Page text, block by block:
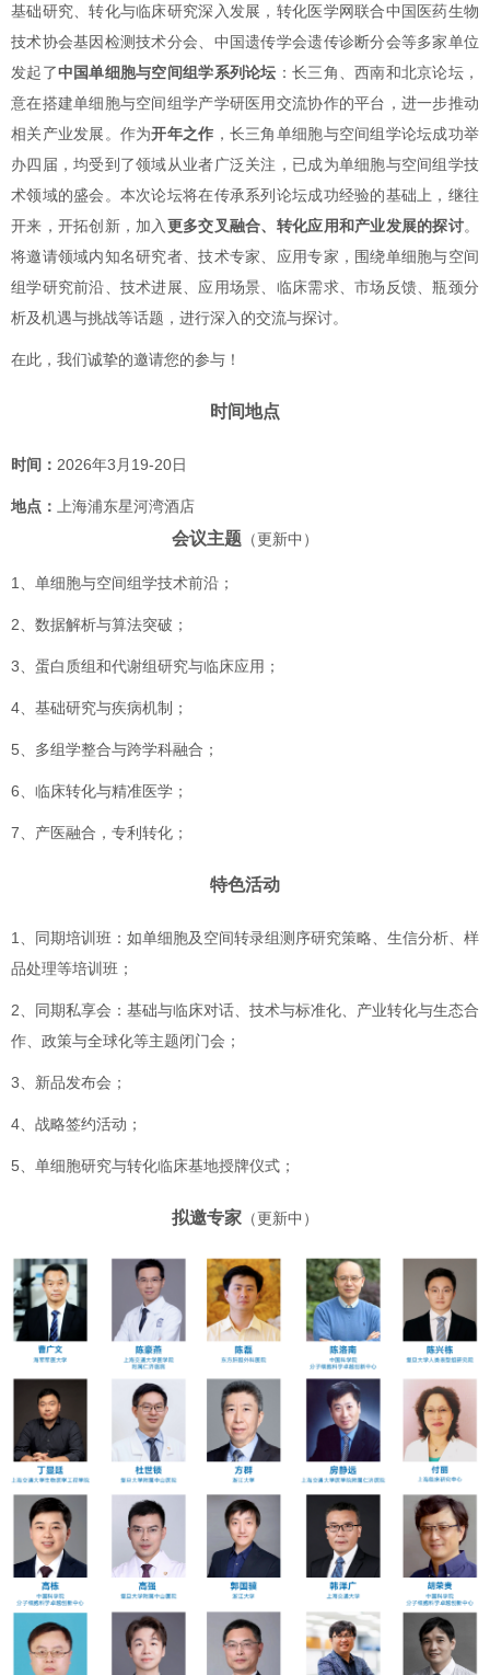
基础研究、转化与临床研究深入发展，转化医学网联合中国医药生物
技术协会基因检测技术分会、中国遗传学会遗传诊断分会等多家单位
发起了中国单细胞与空间组学系列论坛 ：长三角、西南和北京论坛，
意在搭建单细胞与空间组学产学研医用交流协作的平台，进一步推动
相关产业发展。作为开年之作 ，长三角单细胞与空间组学论坛成功举
办四届，均受到了领域从业者广泛关注，已成为单细胞与空间组学技
术领域的盛会。本次论坛将在传承系列论坛成功经验的基础上，继往
开来，开拓创新，加入 更多交叉融合、转化应用和产业发展的探讨。
将邀请领域内知名研究者、技术专家、应用专家，围绕单细胞与空间
组学研究前沿、技术进展、应用场景、临床需求、市场反馈、瓶颈分
析及机遇与挑战等话题，进行深入的交流与探讨。
在此，我们诚挚的邀请您的参与！
时间地点
时间： 2026年3月19-20日
地点： 上海浦东星河湾酒店
会议主题 （更新中）
1、单细胞与空间组学技术前沿；
2、数据解析与算法突破；
3、蛋白质组和代谢组研究与临床应用；
4、基础研究与疾病机制；
5、多组学整合与跨学科融合；
6、临床转化与精准医学；
7、产医融合，专利转化；
特色活动
1、同期培训班：如单细胞及空间转录组测序研究策略、生信分析、样
品处理等培训班；
2、同期私享会：基础与临床对话、技术与标准化、产业转化与生态合
作、政策与全球化等主题闭门会；
3、新品发布会；
4、战略签约活动；
5、单细胞研究与转化临床基地授牌仪式；
拟邀专家 （更新中）